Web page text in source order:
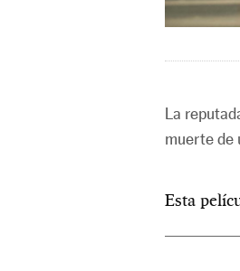
La
muerte de
Esta